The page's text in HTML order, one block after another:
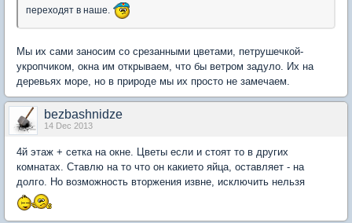
переходят в наше.
Мы их сами заносим со срезанными цветами, петрушечкой-
укропчиком, окна им открываем, что бы ветром задуло. Их на
деревьях море, но в природе мы их просто не замечаем.
bezbashnidze
14 Dec 2013
4й этаж + сетка на окне. Цветы если и стоят то в других
комнатах. Ставлю на то что он какието яйца, оставляет - на
долго. Но возможность вторжения извне, исключить нельзя